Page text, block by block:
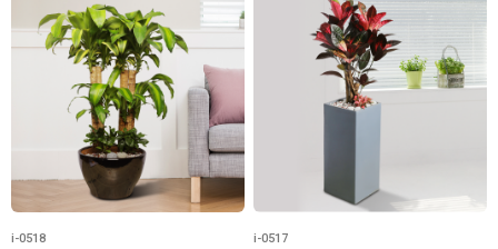
i-0518 i-0517